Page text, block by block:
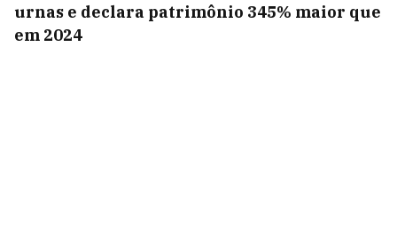
urnas e declara patrimônio 345% maior que
em 2024